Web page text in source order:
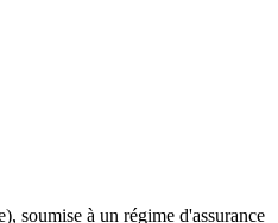
soumise à un régime d'assurance